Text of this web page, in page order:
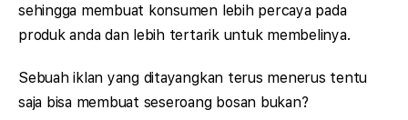
sehingga membuat konsumen lebih percaya pada
produk anda dan lebih tertarik untuk membelinya.
Sebuah iklan yang ditayangkan terus menerus tentu
saja bisa membuat seseroang bosan bukan?